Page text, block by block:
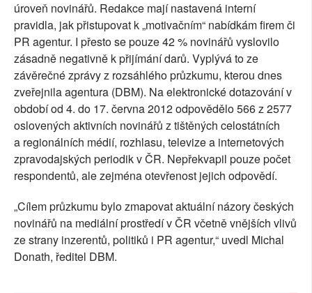
úroveň novinářů. Redakce mají nastavená interní
pravidla, jak přistupovat k „motivačním“ nabídkám firem či
PR agentur. I přesto se pouze 42 % novinářů vyslovilo
zásadně negativně k přijímání darů. Vyplývá to ze
závěrečné zprávy z rozsáhlého průzkumu, kterou dnes
zveřejnila agentura (DBM). Na elektronické dotazování v
období od 4. do 17. června 2012 odpovědělo 566 z 2577
oslovených aktivních novinářů z tištěných celostátních
a regionálních médií, rozhlasu, televize a internetových
zpravodajských periodik v ČR. Nepřekvapil pouze počet
respondentů, ale zejména otevřenost jejich odpovědí.
„Cílem průzkumu bylo zmapovat aktuální názory českých
novinářů na mediální prostředí v ČR včetně vnějších vlivů
ze strany inzerentů, politiků i PR agentur,“ uvedl Michal
Donath, ředitel DBM.